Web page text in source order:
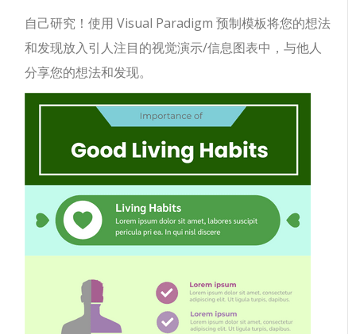
自己研究！使用 Visual Paradigm 预制模板将您的想法
和发现放入引人注目的视觉演示/信息图表中，与他人
分享您的想法和发现。